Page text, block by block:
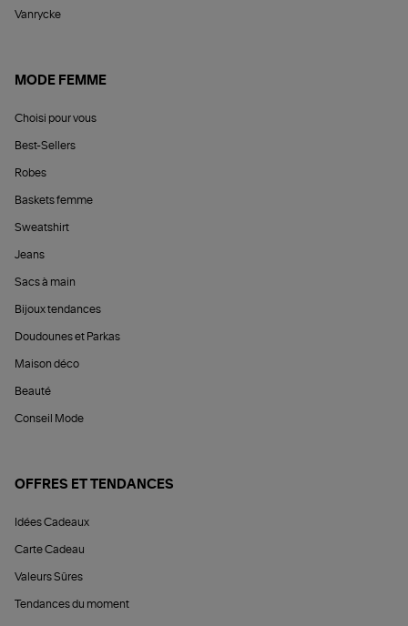
Vanrycke
MODE FEMME
Choisi pour vous
Best-Sellers
Robes
Baskets femme
Sweatshirt
Jeans
Sacs à main
Bijoux tendances
Doudounes et Parkas
Maison déco
Beauté
Conseil Mode
OFFRES ET TENDANCES
Idées Cadeaux
Carte Cadeau
Valeurs Sûres
Tendances du moment